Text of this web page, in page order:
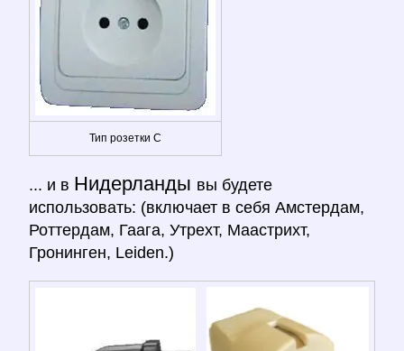
Тип розетки C
... и в Нидерланды вы будете
использовать: (включает в себя Амстердам,
Роттердам, Гаага, Утрехт, Маастрихт,
Гронинген, Leiden.)